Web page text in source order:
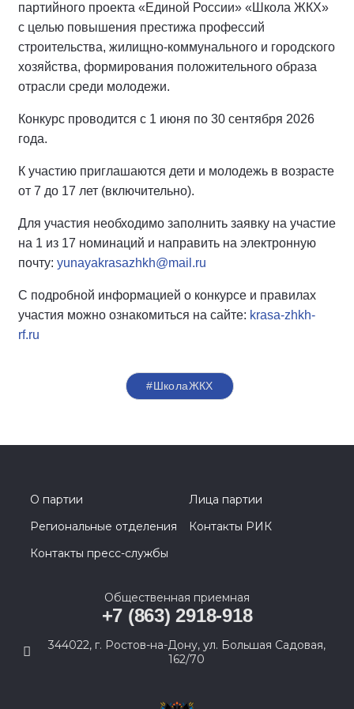
партийного проекта «Единой России» «Школа ЖКХ»
с целью повышения престижа профессий
строительства, жилищно-коммунального и городского
хозяйства, формирования положительного образа
отрасли среди молодежи.
Конкурс проводится с 1 июня по 30 сентября 2026
года.
К участию приглашаются дети и молодежь в возрасте
от 7 до 17 лет (включительно).
Для участия необходимо заполнить заявку на участие
на 1 из 17 номинаций и направить на электронную
почту: yunayakrasazhkh@mail.ru
С подробной информацией о конкурсе и правилах
участия можно ознакомиться на сайте: krasa-zhkh-
rf.ru
#ШколаЖКХ
О партии
Лица партии
Региональные отделения
Контакты РИК
Контакты пресс-службы
Общественная приемная
+7 (863) 2918-918
344022, г. Ростов-на-Дону, ул. Большая Садовая,
162/70